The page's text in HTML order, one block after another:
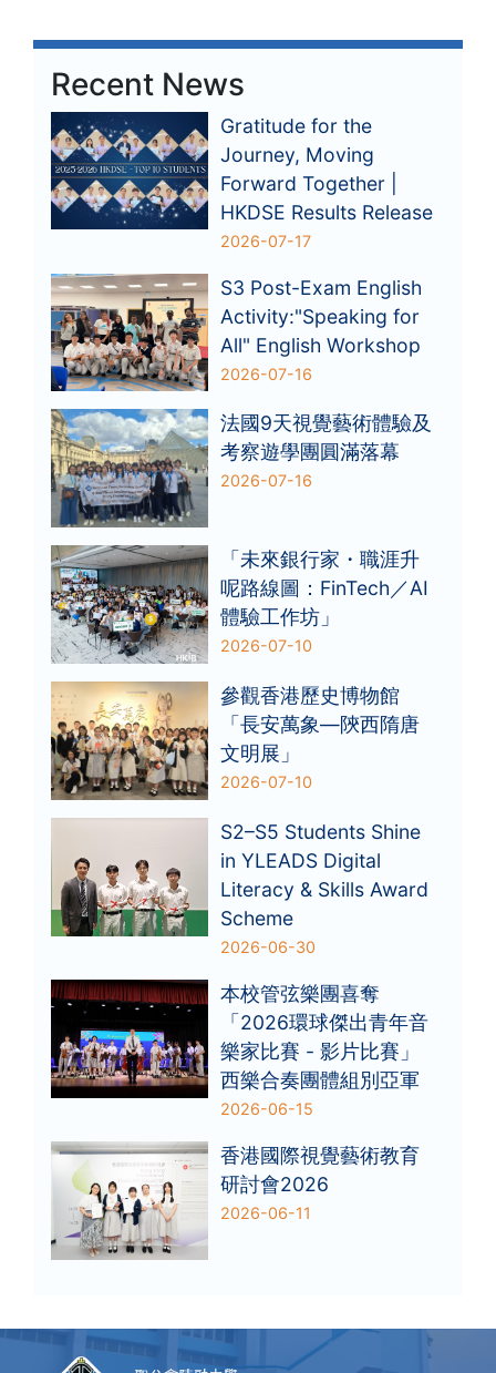
Recent News
Gratitude for the
Journey, Moving
Forward Together |
HKDSE Results Release
2026-07-17
S3 Post-Exam English
Activity:"Speaking for
All" English Workshop
2026-07-16
法國9天視覺藝術體驗及
考察遊學團圓滿落幕
2026-07-16
「未來銀行家・職涯升
呢路線圖：FinTech／AI
體驗工作坊」
2026-07-10
參觀香港歷史博物館
「長安萬象—陝西隋唐
文明展」
2026-07-10
S2–S5 Students Shine
in YLEADS Digital
Literacy & Skills Award
Scheme
2026-06-30
本校管弦樂團喜奪
「2026環球傑出青年音
樂家比賽 - 影片比賽」
西樂合奏團體組別亞軍
2026-06-15
香港國際視覺藝術教育
研討會2026
2026-06-11